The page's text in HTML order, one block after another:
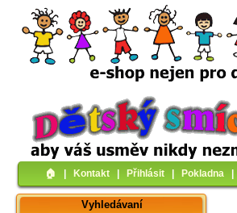
🏠︎ Kontakt Přihlásit Pokladna
Vyhledávaní